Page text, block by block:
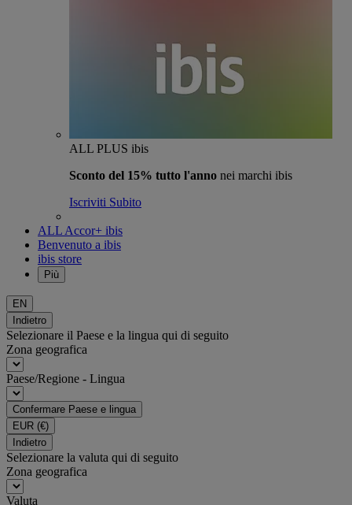
ALL PLUS ibis
Sconto del 15% tutto l'anno nei marchi ibis
Iscriviti Subito
ALL Accor+ ibis
Benvenuto a ibis
ibis store
Più
EN
Indietro
Selezionare il Paese e la lingua qui di seguito
Zona geografica
Paese/Regione - Lingua
Confermare Paese e lingua
EUR (€)
Indietro
Selezionare la valuta qui di seguito
Zona geografica
Valuta